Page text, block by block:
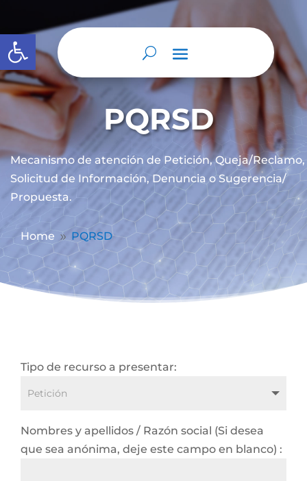
Abrir barra de herramientas
PQRSD
Mecanismo de atención de Petición, Queja/Reclamo,
Solicitud de Información, Denuncia o Sugerencia/
Propuesta.
Home 9 PQRSD
Tipo de recurso a presentar:
Nombres y apellidos / Razón social (Si desea
que sea anónima, deje este campo en blanco) :